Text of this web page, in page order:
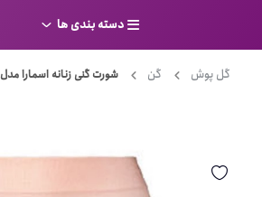
دسته بندی ها
سوتین گل پوش گن شورت گنی زنانه اسمارا مدل IAN 356933